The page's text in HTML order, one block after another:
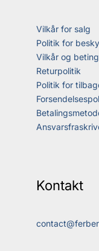
Vilkår for salg
Politik for
Vilkår og
Returpolitik
Politik for
Kontakt